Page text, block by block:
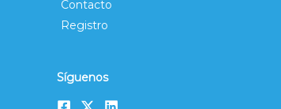
Contacto
Registro
Síguenos